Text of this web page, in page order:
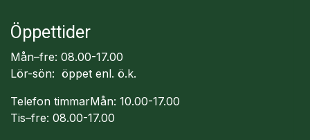
Öppettider
Mån–fre: 08.00-17.00
Lör-sön: öppet enl. ö.k.
Telefon timmarMån: 10.00-17.00
Tis–fre: 08.00-17.00